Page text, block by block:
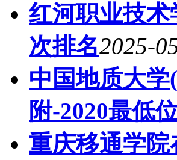
红河职业技
次排名2025-
中国地质大
附-2020最低
重庆移通学